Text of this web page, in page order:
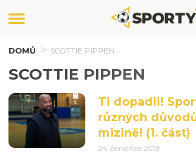
DOMŮ SCOTTIE PIPPEN
SCOTTIE PIPPEN
Ti dopadli!
různých
mizině! (1. část)
24. července 2019